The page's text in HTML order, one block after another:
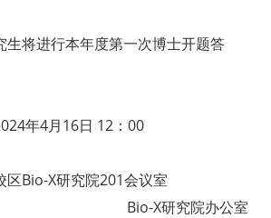
将进行本年度第一次博士开题答
年4月16日 12：00
Bio-X研究院201会议室
Bio-X研究院办公室